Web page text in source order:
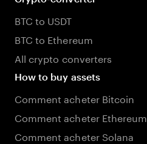
BTC to USDT
BTC to Ethereum
All crypto converters
How to buy assets
Comment acheter Bitcoin
Comment acheter Ethereum
Comment acheter Solana